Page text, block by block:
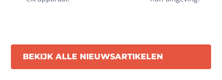
BEKIJK ALLE NIEUWSARTIKELEN